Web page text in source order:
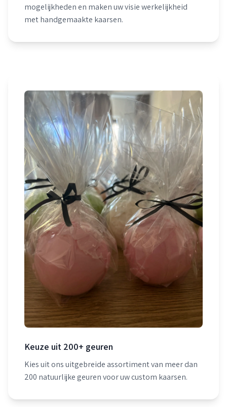
mogelijkheden en maken uw visie werkelijkheid
met handgemaakte kaarsen.
Keuze uit 200+ geuren
Kies uit ons uitgebreide assortiment van meer dan
200 natuurlijke geuren voor uw custom kaarsen.